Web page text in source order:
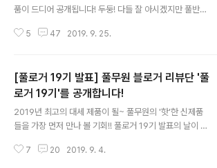
까.. 흑흑~ ㅜ.ㅠ 풀로거 19기 모집 당시 고심 끝에 선정한
20명에 대한 풀반장의 선택이 틀리지 않았음을 몸소 증명
해주시니. 몸 둘 바를 모르겠네요. ㅜ.ㅠ 자~ 풀반장을 이렇
품이 드디어 공개됩니다! 두둥! 다들 잘 아시겠지만 풀반장
해 늘 고민하고 있는데요. 고민 끝에 구성된 풀로거 19기 1
기몰이 하고 있는 제품까지. 아직은 낯선 새얼굴들이지만
누가 대세 제품으로 떠오를지 우리 풀로거 여러분께서 판
단해주시기를 바라며~! 풀로거 19기 1차 리뷰제품! 지금
공개합니다. . . . 하나. 포기하지 마라! 멈추지 마라!... 멈출
어도 한 번만 먹은 사람은 없다고 할 정도로 강한 중독성을
5 47 2019. 9. 25.
[풀로거 19기 발표] 풀무원 블로거 리뷰단 '풀
로거 19기'를 공개합니다!
2019년 최고의 대세 제품이 될~ 풀무원의 '핫'한 신제품
들을 가장 먼저 만나 볼 기회!! 풀로거 19기 발표의 날이 밝
정을 담은 출사표를 남겨주셨는데요. 풀반장은 감동의 눈
7 20 2019. 9. 4.